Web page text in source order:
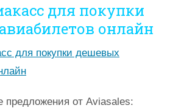
для покупки
онлайн
предложения от Aviasales: